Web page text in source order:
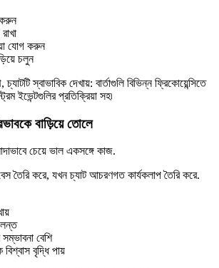
করুন
যোগ করুন
চলুন
স্বাভাবিক দেখায়: বার্তাগুলি বিভিন্ন ফ্রিকোয়েন্সিতে
ইভেন্টগুলির প্রতিক্রিয়া সহ৷
বাড়িয়ে তোলে
চেয়ে ভাল একসঙ্গে কাজ.
তৈরি করে, যখন চ্যাট আচরণগত কার্যকলাপ তৈরি করে.
বেশি
বিশ্বাস বৃদ্ধি পায়